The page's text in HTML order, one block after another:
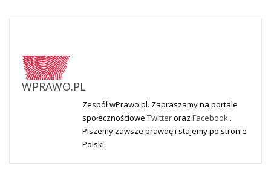
WPRAWO.PL
Zespół wPrawo.pl. Zapraszamy na portale
społecznościowe Twitteroraz Facebook .
Piszemy zawsze prawdę i stajemy po stronie
Polski.